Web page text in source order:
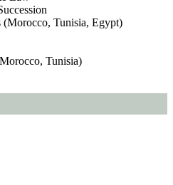
(Morocco, Tunisia, Egypt)
Tunisia)